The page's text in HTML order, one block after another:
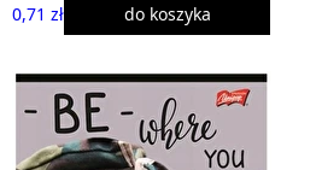
0,71 zł do koszyka